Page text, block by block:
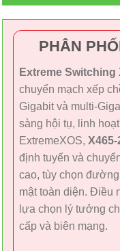
PHÂN
Extreme Switching
chuyển mạch xếp
Gigabit và multi-
sàng hội tụ, linh
ExtremeXOS, X465-
định tuyến và
cao, tùy chọn
mật toàn diện. Điều
lựa chọn lý tưởng
cấp và biên mạng.